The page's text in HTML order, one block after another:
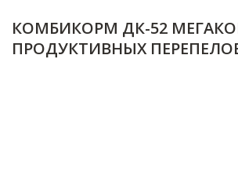
КОМБИКОРМ ДК-52
ПРОДУКТИВНЫХ ПЕРЕПЕЛОВ